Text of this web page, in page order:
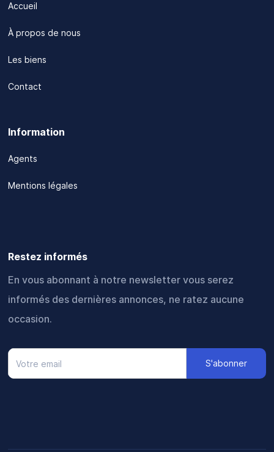
Accueil
À propos de nous
Les biens
Contact
Information
Agents
Mentions légales
Restez informés
En vous abonnant à notre newsletter vous serez
informés des dernières annonces, ne ratez aucune
occasion.